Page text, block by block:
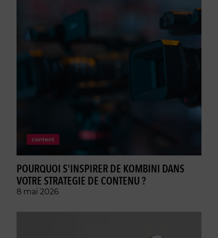
content
POURQUOI S'INSPIRER DE KOMBINI DANS
VOTRE STRATEGIE DE CONTENU ?
8 mai 2026